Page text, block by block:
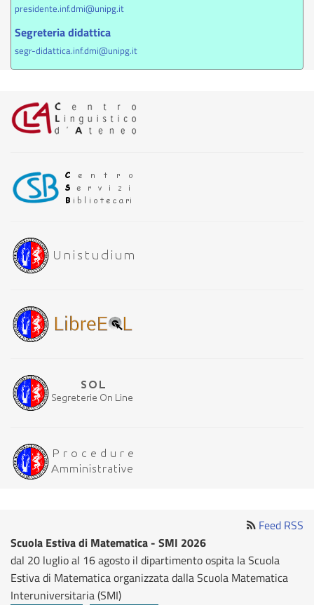
presidente.inf.dmi@unipg.it
Segreteria didattica
segr-didattica.inf.dmi@unipg.it
Feed RSS
Scuola Estiva di Matematica - SMI 2026
dal 20 luglio al 16 agosto il dipartimento ospita la Scuola
Estiva di Matematica organizzata dalla Scuola Matematica
Interuniversitaria (SMI)